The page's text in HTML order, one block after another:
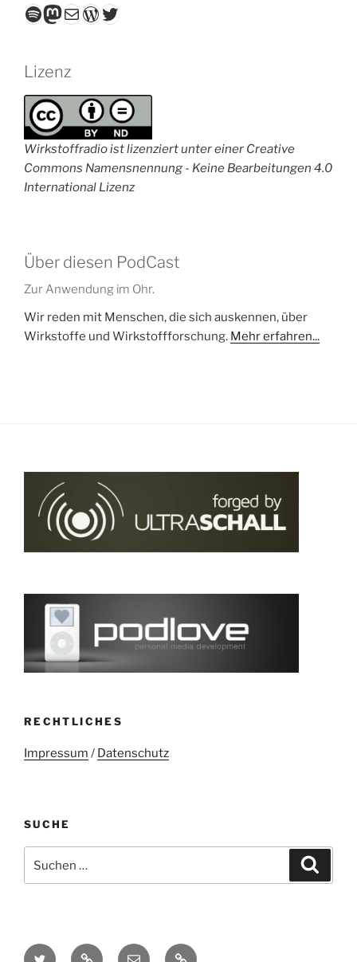
Spotify
Mastodon
E-MailWordPress
Twitter
Lizenz
Wirkstoffradio ist lizenziert unter einer Creative
Commons Namensnennung - Keine Bearbeitungen 4.0
International Lizenz
Über diesen PodCast
Zur Anwendung im Ohr.
Wir reden mit Menschen, die sich auskennen, über
Wirkstoffe und Wirkstoffforschung. Mehr erfahren...
RECHTLICHES
Impressum / Datenschutz
SUCHE
nach:
Twitter Mastodon
E- Kontakt